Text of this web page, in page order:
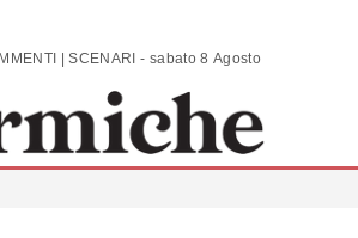
ANALISI | COMMENTI | SCENARI - sabato 8 Agosto 2026